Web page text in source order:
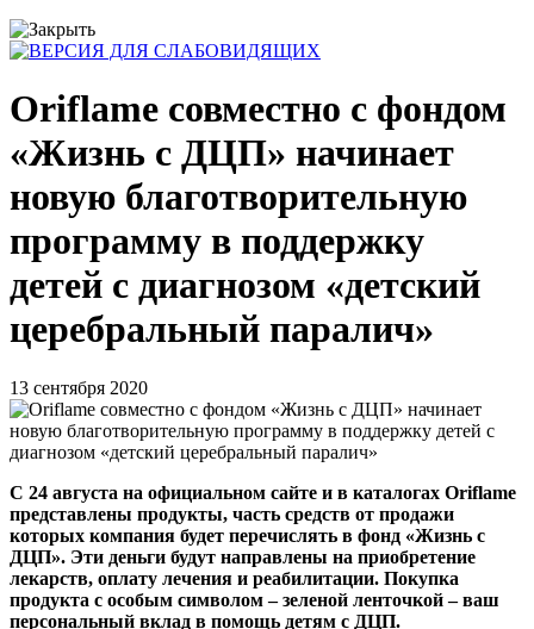
Oriflame совместно с фондом
«Жизнь с ДЦП» начинает
новую благотворительную
программу в поддержку
детей с диагнозом «детский
церебральный паралич»
13 сентября 2020
С 24 августа на официальном сайте и в каталогах Oriflame
представлены продукты, часть средств от продажи
которых компания будет перечислять в фонд «Жизнь с
ДЦП». Эти деньги будут направлены на приобретение
лекарств, оплату лечения и реабилитации. Покупка
продукта с особым символом – зеленой ленточкой – ваш
персональный вклад в помощь детям с ДЦП.